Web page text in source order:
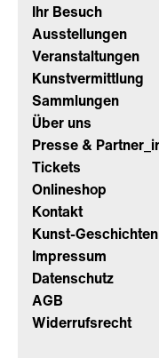
Ihr Besuch
Ausstellungen
Veranstaltungen
Kunstvermittlung
Sammlungen
Über uns
Presse &
Tickets
Onlineshop
Kontakt
Kunst-Geschichten
Impressum
Datenschutz
AGB
Widerrufsrecht